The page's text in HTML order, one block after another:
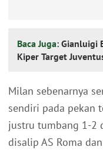
Baca Juga: Gianluigi
Kiper Target
Milan sebenarnya
sendiri pada pekan
justru tumbang 1-2
disalip AS Roma